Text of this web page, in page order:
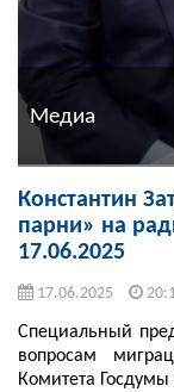
Медиа
Константин
парни» на
17.06.2025
17.06.2025
Специальный
вопросам
Комитета